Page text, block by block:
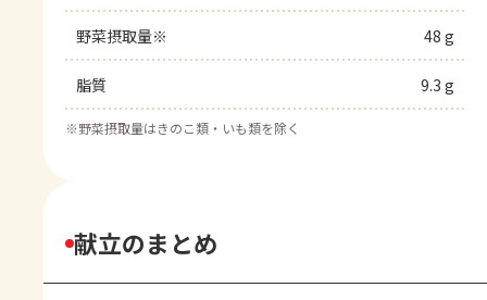
野菜摂取量※ 48 g
脂質 9.3 g
※野菜摂取量はきのこ類・いも類を除く
献立のまとめ